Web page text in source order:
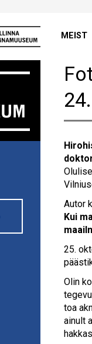
MEIST
Autor
Kui
25.
Olin
toa
ainult